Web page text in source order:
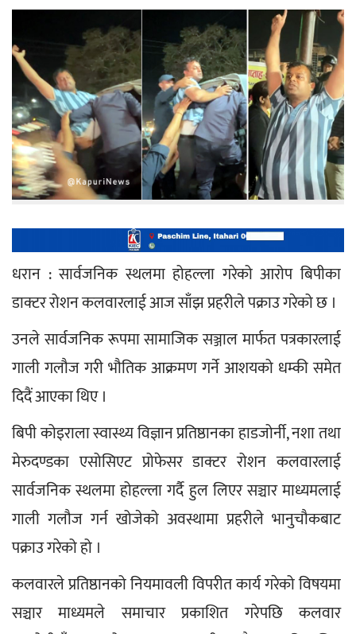
धरान : सार्वजनिक स्थलमा होहल्ला गरेको आरोप बिपीका
डाक्टर रोशन कलवारलाई आज साँझ प्रहरीले पक्राउ गरेको छ ।
उनले सार्वजनिक रूपमा सामाजिक सञ्जाल मार्फत पत्रकारलाई
गाली गलौज गरी भौतिक आक्रमण गर्ने आशयको धम्की समेत
दिदैं आएका थिए ।
बिपी कोइराला स्वास्थ्य विज्ञान प्रतिष्ठानका हाडजोर्नी, नशा तथा
मेरुदण्डका एसोसिएट प्रोफेसर डाक्टर रोशन कलवारलाई
सार्वजनिक स्थलमा होहल्ला गर्दै हुल लिएर सञ्चार माध्यमलाई
गाली गलौज गर्न खोजेको अवस्थामा प्रहरीले भानुचौकबाट
पक्राउ गरेको हो ।
कलवारले प्रतिष्ठानको नियमावली विपरीत कार्य गरेको विषयमा
सञ्चार माध्यमले समाचार प्रकाशित गरेपछि कलवार